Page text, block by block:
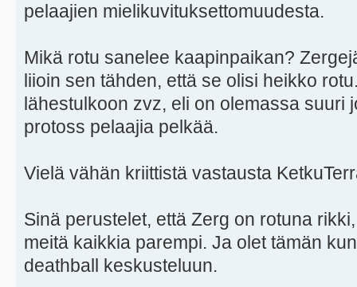
pelaajien mielikuvituksettomuudesta.
Mikä rotu sanelee kaapinpaikan?
liioin sen tähden, että se olisi heikko
lähestulkoon zvz, eli on olemassa suuri
protoss pelaajia pelkää.
Vielä vähän kriittistä vastausta
Sinä perustelet, että Zerg on rotuna
meitä kaikkia parempi. Ja olet tämän
deathball keskusteluun.